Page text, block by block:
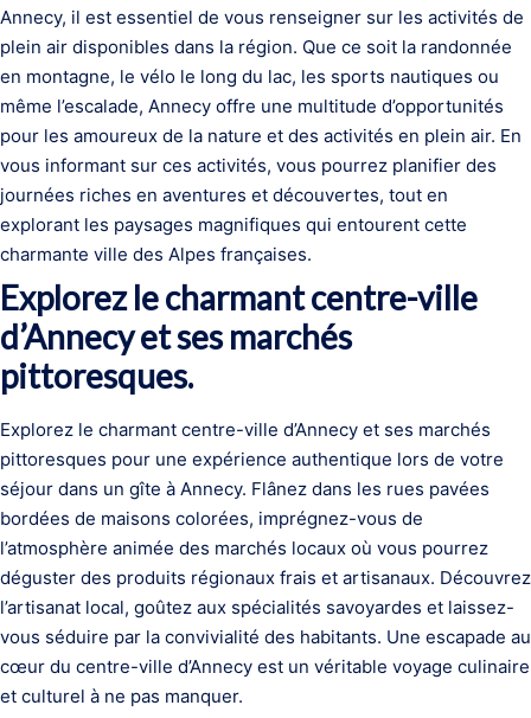
Annecy, il est essentiel de vous renseigner sur les activités de
plein air disponibles dans la région. Que ce soit la randonnée
en montagne, le vélo le long du lac, les sports nautiques ou
même l’escalade, Annecy offre une multitude d’opportunités
pour les amoureux de la nature et des activités en plein air. En
vous informant sur ces activités, vous pourrez planifier des
journées riches en aventures et découvertes, tout en
explorant les paysages magnifiques qui entourent cette
charmante ville des Alpes françaises.
Explorez le charmant centre-ville
d’Annecy et ses marchés
pittoresques.
Explorez le charmant centre-ville d’Annecy et ses marchés
pittoresques pour une expérience authentique lors de votre
séjour dans un gîte à Annecy. Flânez dans les rues pavées
bordées de maisons colorées, imprégnez-vous de
l’atmosphère animée des marchés locaux où vous pourrez
déguster des produits régionaux frais et artisanaux. Découvrez
l’artisanat local, goûtez aux spécialités savoyardes et laissez-
vous séduire par la convivialité des habitants. Une escapade au
cœur du centre-ville d’Annecy est un véritable voyage culinaire
et culturel à ne pas manquer.